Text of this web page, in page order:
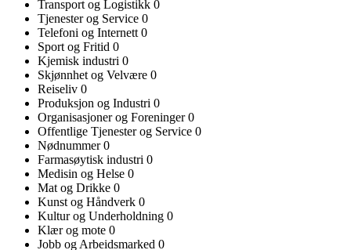
Transport og Logistikk 0
Tjenester og Service 0
Telefoni og Internett 0
Sport og Fritid 0
Kjemisk industri 0
Skjønnhet og Velvære 0
Reiseliv 0
Produksjon og Industri 0
Organisasjoner og Foreninger0
Offentlige Tjenester og Service 0
Nødnummer0
Farmasøytisk industri 0
Medisin og Helse 0
Mat og Drikke 0
Kunst og Håndverk 0
Kultur og Underholdning 0
Klær og mote 0
Jobb og Arbeidsmarked 0